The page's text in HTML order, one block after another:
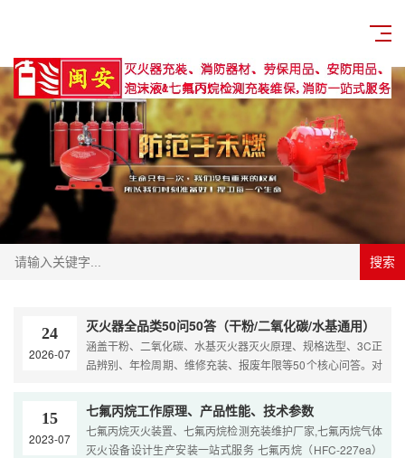
{/pboot:list}
搜索
24
2026-07
灭火器全品类50问50答（干粉/二氧化碳/水基通用）
涵盖干粉、二氧化碳、水基灭火器灭火原理、规格选型、3C正
品辨别、年检周期、维修充装、报废年限等50个核心问答。对
···
15
2023-07
七氟丙烷工作原理、产品性能、技术参数
七氟丙烷灭火装置、七氟丙烷检测充装维护厂家,七氟丙烷气体
灭火设备设计生产安装一站式服务 七氟丙烷（HFC-227ea）